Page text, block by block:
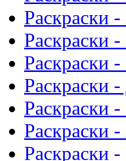
Раскраски
Раскраски
Раскраски
Раскраски
Раскраски
Раскраски
Раскраски